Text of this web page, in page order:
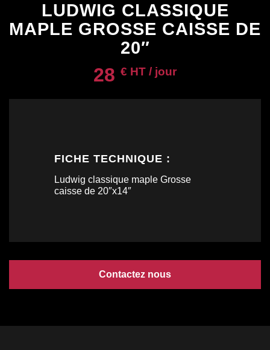
LUDWIG CLASSIQUE
MAPLE GROSSE CAISSE DE
20″
28 € HT / jour
FICHE TECHNIQUE :
Ludwig classique maple Grosse
caisse de 20″x14″
Contactez nous